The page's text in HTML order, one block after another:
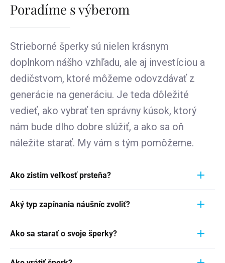
Poradíme s výberom
Strieborné šperky sú nielen krásnym
doplnkom nášho vzhľadu, ale aj investíciou a
dedičstvom, ktoré môžeme odovzdávať z
generácie na generáciu. Je teda dôležité
vedieť, ako vybrať ten správny kúsok, ktorý
nám bude dlho dobre slúžiť, a ako sa oň
náležite starať. My vám s tým pomôžeme.
Ako zistím veľkosť prsteňa?
Aby ste zistili jeho veľkosť, vezmite pravítko a
položte ho priamo na prstienok, ktorý momentálne
nosíte. Dôležité je zamerať sa na jeho VNÚTORNÝ
Aký typ zapínania náušníc zvoliť?
pohodlie, bezpečnosť a štýl náušníc. Strieborné
náušnice zvyčajne majú klasické háčiky, ktoré sú
Ako sa starať o svoje šperky?